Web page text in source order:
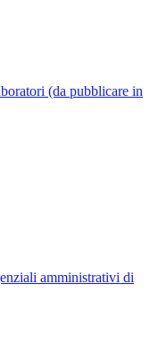
(da pubblicare in
amministrativi di